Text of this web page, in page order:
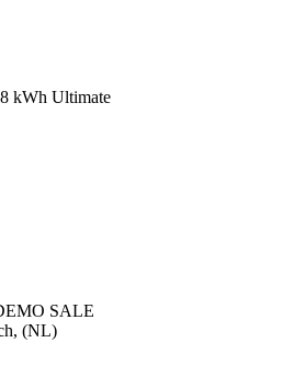
kWh Ultimate
SALE
(NL)